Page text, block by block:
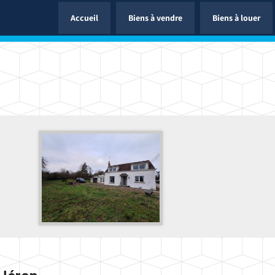
Accueil Biens à vendre Biens à louer